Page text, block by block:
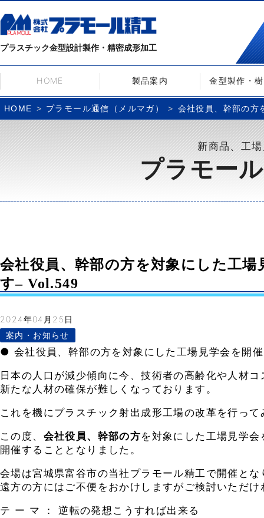
プラスチック金型設計製作・精密成形加工
HOME 製品案内 金型製作・
HOME プラモール通信（メルマガ） 会社役員、幹部の
新商品、工
プラモー
会社役員、幹部の方を対象にした工場
す– Vol.549
2024年04月25日
案内・お知らせ
● 会社役員、幹部の方を対象にした工場見学会を開
日本の人口が減少傾向に今、技術者の高齢化や人材
新たな人材の確保が難しくなっております。
これを機にプラスチック射出成形工場の改革を行って
この度、 会社役員、幹部の方を対象にした工場見学会
開催することとなりました。
会場は宮城県富谷市の当社プラモール精工で開催とな
遠方の方にはご不便をおかけしますがご検討いただ
テ ー マ ： 逆転の発想こうすれば出来る